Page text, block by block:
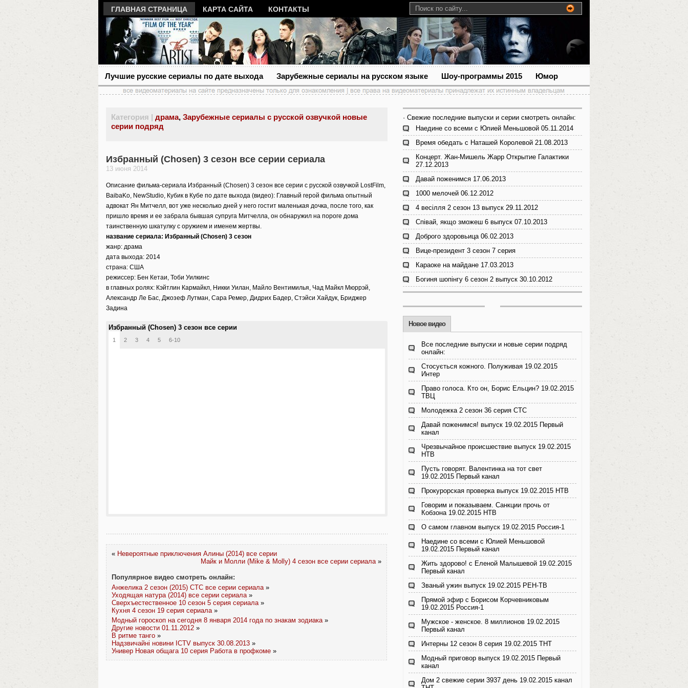
ГЛАВНАЯ СТРАНИЦА КАРТА САЙТА КОНТАКТЫ
Лучшие русские сериалы по дате выхода Зарубежные сериалы на русском языке Шоу-программы 2015 Юмор
Категория | драма, Зарубежные сериалы с русской озвучкой новые
серии подряд
Избранный (Chosen) 3 сезон все серии сериала
13 июня 2014
Описание фильма-сериала Избранный (Chosen) 3 сезон все серии с русской озвучкой LostFilm,
BaibaKo, NewStudio, Кубик в Кубе по дате выхода (видео): Главный герой фильма опытный
адвокат Ян Митчелл, вот уже несколько дней у него гостит маленькая дочка, после того, как
пришло время и ее забрала бывшая супруга Митчелла, он обнаружил на пороге дома
таинственную шкатулку с оружием и именем жертвы.
название сериала: Избранный (Chosen) 3 сезон
жанр: драма
дата выхода: 2014
страна: США
режиссер: Бен Кетаи, Тоби Уилкинс
в главных ролях: Кэйтлин Кармайкл, Никки Уилан, Майло Вентимилья, Чад Майкл Мюррэй,
Александр Ле Бас, Джозеф Лутман, Сара Ремер, Дидрих Бадер, Стэйси Хайдук, Бриджер
Задина
Избранный (Chosen) 3 сезон все серии
1 2 3 4 5 6-10
« Невероятные приключения Алины (2014) все серии
Майк и Молли (Mike & Molly) 4 сезон все серии сериала»
Популярное видео смотреть онлайн:
Анжелика 2 сезон (2015) СТС все серии сериала»
Уходящая натура (2014) все серии сериала»
Сверхъестественное 10 сезон 5 серия сериала»
Кухня 4 сезон 19 серия сериала»
Модный гороскоп на сегодня 8 января 2014 года по знакам зодиака»
Другие новости 01.11.2012 »
В ритме танго »
Надзвичайні новини ICTV выпуск 30.08.2013 »
Универ Новая общага 10 серия Работа в профкоме »
· Свежие последние выпуски и серии смотреть онлайн:
Наедине со всеми с Юлией Меньшовой 05.11.2014
Время обедать с Наташей Королевой 21.08.2013
Концерт. Жан-Мишель Жарр Открытие Галактики
27.12.2013
Давай поженимся 17.06.2013
1000 мелочей 06.12.2012
4 весілля 2 сезон 13 выпуск 29.11.2012
Співай, якщо зможеш 6 выпуск 07.10.2013
Доброго здоровьица 06.02.2013
Вице-президент 3 сезон 7 серия
Караоке на майдане 17.03.2013
Богиня шопінгу 6 сезон 2 выпуск 30.10.2012
Новое видео
Все последние выпуски и новые серии подряд
онлайн:
Стосується кожного. Полуживая 19.02.2015
Интер
Право голоса. Кто он, Борис Ельцин? 19.02.2015
ТВЦ
Молодежка 2 сезон 36 серия СТС
Давай поженимся! выпуск 19.02.2015 Первый
канал
Чрезвычайное происшествие выпуск 19.02.2015
НТВ
Пусть говорят. Валентинка на тот свет
19.02.2015 Первый канал
Прокурорская проверка выпуск 19.02.2015 НТВ
Говорим и показываем. Санкции прочь от
Кобзона 19.02.2015 НТВ
О самом главном выпуск 19.02.2015 Россия-1
Наедине со всеми с Юлией Меньшовой
19.02.2015 Первый канал
Жить здорово! с Еленой Малышевой 19.02.2015
Первый канал
Званый ужин выпуск 19.02.2015 РЕН-ТВ
Прямой эфир с Борисом Корчевниковым
19.02.2015 Россия-1
Мужское - женское. 8 миллионов 19.02.2015
Первый канал
Интерны 12 сезон 8 серия 19.02.2015 ТНТ
Модный приговор выпуск 19.02.2015 Первый
канал
Дом 2 свежие серии 3937 день 19.02.2015 канал